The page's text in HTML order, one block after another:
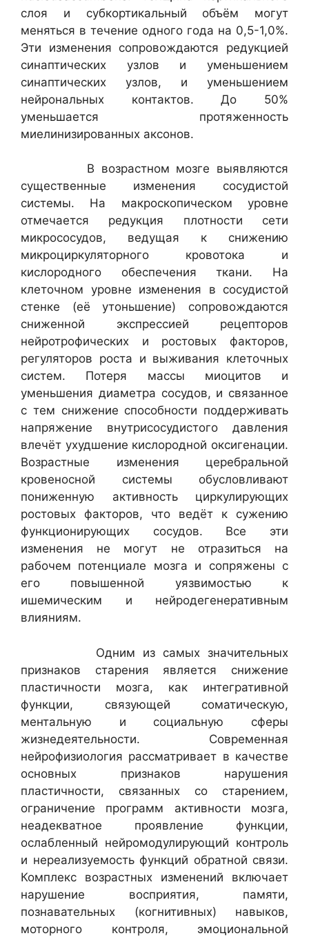
слоя и субкортикальный объём могут
меняться в течение одного года на 0,5-1,0%.
Эти изменения сопровождаются редукцией
синаптических узлов и уменьшением
синаптических узлов, и уменьшением
нейрональных контактов. До 50%
уменьшается протяженность
миелинизированных аксонов.
В возрастном мозге выявляются
существенные изменения сосудистой
системы. На макроскопическом уровне
отмечается редукция плотности сети
микрососудов, ведущая к снижению
микроциркуляторного кровотока и
кислородного обеспечения ткани. На
клеточном уровне изменения в сосудистой
стенке (её утоньшение) сопровождаются
сниженной экспрессией рецепторов
нейротрофических и ростовых факторов,
регуляторов роста и выживания клеточных
систем. Потеря массы миоцитов и
уменьшения диаметра сосудов, и связанное
с тем снижение способности поддерживать
напряжение внутрисосудистого давления
влечёт ухудшение кислородной оксигенации.
Возрастные изменения церебральной
кровеносной системы обусловливают
пониженную активность циркулирующих
ростовых факторов, что ведёт к сужению
функционирующих сосудов. Все эти
изменения не могут не отразиться на
рабочем потенциале мозга и сопряжены с
его повышенной уязвимостью к
ишемическим и нейродегенеративным
влияниям.
Одним из самых значительных
признаков старения является снижение
пластичности мозга, как интегративной
функции, связующей соматическую,
ментальную и социальную сферы
жизнедеятельности. Современная
нейрофизиология рассматривает в качестве
основных признаков нарушения
пластичности, связанных со старением,
ограничение программ активности мозга,
неадекватное проявление функции,
ослабленный нейромодулирующий контроль
и нереализуемость функций обратной связи.
Комплекс возрастных изменений включает
нарушение восприятия, памяти,
познавательных (когнитивных) навыков,
моторного контроля, эмоциональной